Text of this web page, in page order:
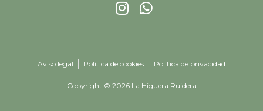
Aviso legal Política de cookies Política de privacidad
Copyright © 2026 La Higuera Ruidera